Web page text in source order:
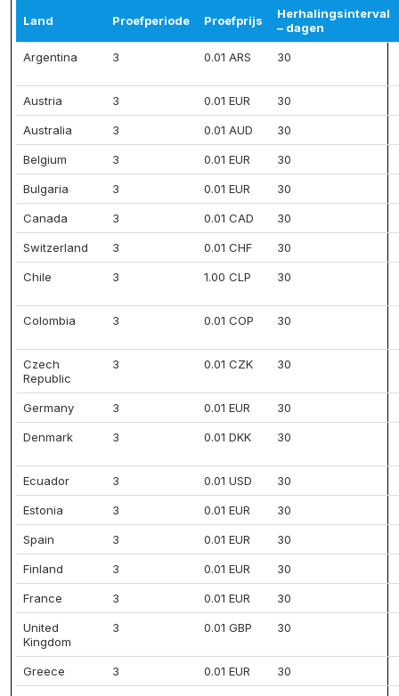
Land Proefperiode Proefprijs
Herhalingsinterval
– dagen
Argentina 3 0.01 ARS 30
Austria 3 0.01 EUR 30
Australia 3 0.01 AUD 30
Belgium 3 0.01 EUR 30
Bulgaria 3 0.01 EUR 30
Canada 3 0.01 CAD 30
Switzerland 3 0.01 CHF 30
Chile 3 1.00 CLP 30
Colombia 3 0.01 COP 30
Czech
Republic
3 0.01 CZK 30
Germany 3 0.01 EUR 30
Denmark 3 0.01 DKK 30
Ecuador 3 0.01 USD 30
Estonia 3 0.01 EUR 30
Spain 3 0.01 EUR 30
Finland 3 0.01 EUR 30
France 3 0.01 EUR 30
United
Kingdom
3 0.01 GBP 30
Greece 3 0.01 EUR 30